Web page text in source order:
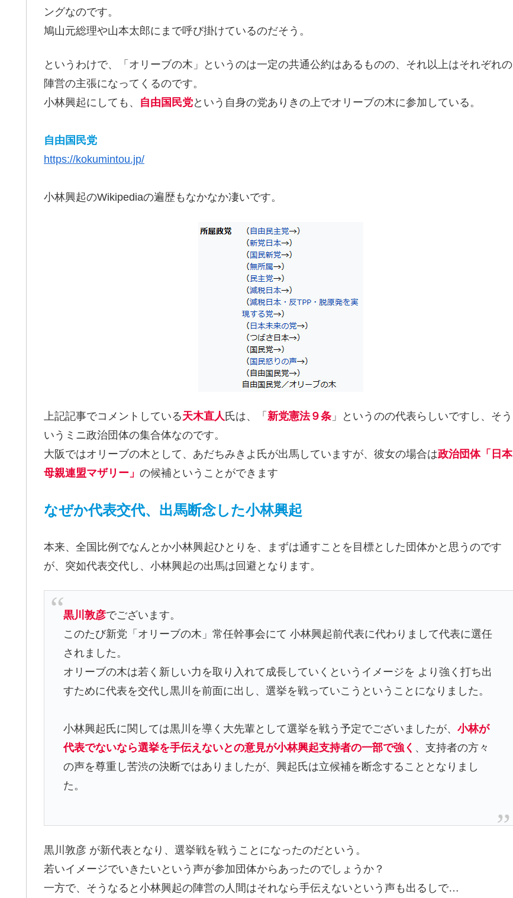
ングなのです。
鳩山元総理や山本太郎にまで呼び掛けているのだそう。
というわけで、「オリーブの木」というのは一定の共通公約はあるものの、それ以上はそれぞれの
陣営の主張になってくるのです。
小林興起にしても、 自由国民党という自身の党ありきの上でオリーブの木に参加している。
自由国民党
https://kokumintou.jp/
小林興起のWikipediaの遍歴もなかなか凄いです。
上記記事でコメントしている天木直人氏は、「 新党憲法９条 」というのの代表らしいですし、そう
いうミニ政治団体の集合体なのです。
大阪ではオリーブの木として、あだちみきよ氏が出馬していますが、彼女の場合は政治団体「日本
母親連盟マザリー」 の候補ということができます
なぜか代表交代、出馬断念した小林興起
本来、全国比例でなんとか小林興起ひとりを、まずは通すことを目標とした団体かと思うのです
が、突如代表交代し、小林興起の出馬は回避となります。
黒川敦彦でございます。
このたび新党「オリーブの木」常任幹事会にて 小林興起前代表に代わりまして代表に選任
されました。
オリーブの木は若く新しい力を取り入れて成長していくというイメージを より強く打ち出
すために代表を交代し黒川を前面に出し、選挙を戦っていこうということになりました。
小林興起氏に関しては黒川を導く大先輩として選挙を戦う予定でございましたが、小林が
代表でないなら選挙を手伝えないとの意見が小林興起支持者の一部で強く 、支持者の方々
の声を尊重し苦渋の決断ではありましたが、興起氏は立候補を断念することとなりまし
た。
黒川敦彦 が新代表となり、選挙戦を戦うことになったのだという。
若いイメージでいきたいという声が参加団体からあったのでしょうか？
一方で、そうなると小林興起の陣営の人間はそれなら手伝えないという声も出るしで…